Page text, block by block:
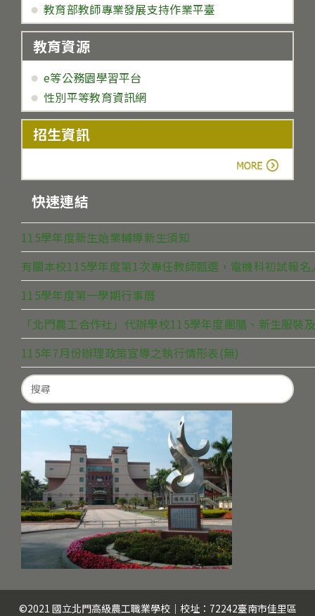
教育部教師專業發展支持作業平臺
教育資源
e等公務園學習平台
性別平等教育資訊網
招生資訊
快速連結
115學年度新生始業輔導新生須知
有關本校115學年度第1次專任教師甄選，電機科初試報
115學年度第一學期行事曆
「北門農工合作社」代辦學校115學年度團膳、新生服裝
115年7月份辦理政策宣導之執行情形表(無)
Search
for:
©2021 國立北門高級農工職業學校｜校址：72242臺南市佳里區